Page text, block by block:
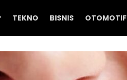
TEKNO BISNIS OTOMOTIF